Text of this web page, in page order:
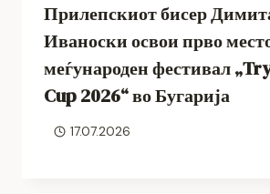
Прилепскиот бисер
Иваноски освои прво
меѓународен фестивал
Cup 2026“ во Бугарија
17.07.2026